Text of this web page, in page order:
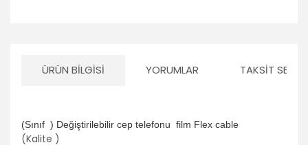
ÜRÜN BILGISI YORUMLAR TAKSIT
(Sınıf ) Değiştirilebilir cep telefonu film Flex cable
(Kalite )